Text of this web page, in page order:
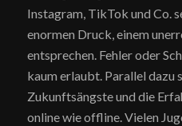
Instagram, TikTok und Co.
enormen Druck, einem
entsprechen. Fehler oder
kaum erlaubt. Parallel dazu
Zukunftsängste und die
online wie offline. Vielen